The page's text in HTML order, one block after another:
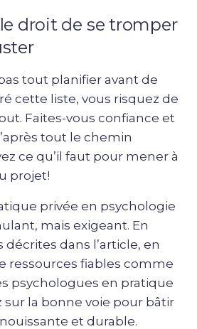
le droit de se tromper
tout planifier avant de
cette liste, vous risquez de
Faites-vous confiance et
tout le chemin
ce qu’il faut pour mener à
projet!
privée en psychologie
mais exigeant. En
dans l’article, en
ressources fiables comme
psychologues en pratique
sur la bonne voie pour bâtir
et durable.